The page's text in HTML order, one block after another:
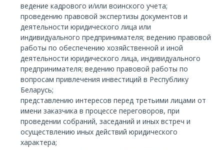
ведение кадрового и/или воинского учета;
проведению правовой экспертизы документов и
деятельности юридического лица или
индивидуального предпринимателя; ведению правовой
работы по обеспечению хозяйственной и иной
деятельности юридического лица, индивидуального
предпринимателя; ведению правовой работы по
вопросам привлечения инвестиций в Республику
Беларусь;
представлению интересов перед третьими лицами от
имени заказчика в процессе переговоров, при
проведении собраний, заседаний и иных встреч и
осуществлению иных действий юридического
характера;